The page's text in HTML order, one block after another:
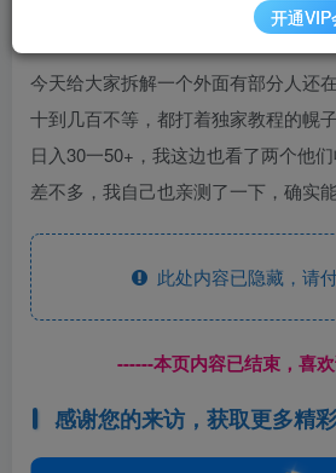
今天给大家拆解一个外面有部分人还
十到几百不等，都打着独家教程的幌
日入30一50+，我这边也看了两个他
差不多，我自己也亲测了一下，确实能
此处内容已隐藏，请
------本页内容已结束，喜
感谢您的来访，获取更多精
开通VIP